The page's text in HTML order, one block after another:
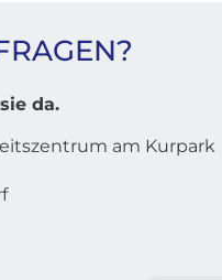
da.
am Kurpark